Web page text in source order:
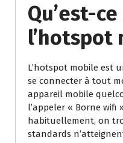
Qu’est-
l’hotspot
L’hotspot mobile est
se connecter à tout
appareil mobile
l’appeler « Borne wifi
habituellement, on
standards